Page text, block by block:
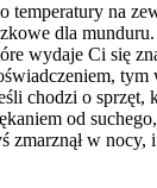
temperatury
dla
wydaje Ci się
chodzi o
od
w